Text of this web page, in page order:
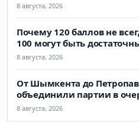
8 августа, 2026
Почему 120 баллов не
100 могут быть
8 августа, 2026
От Шымкента до
объединили партии в
8 августа, 2026